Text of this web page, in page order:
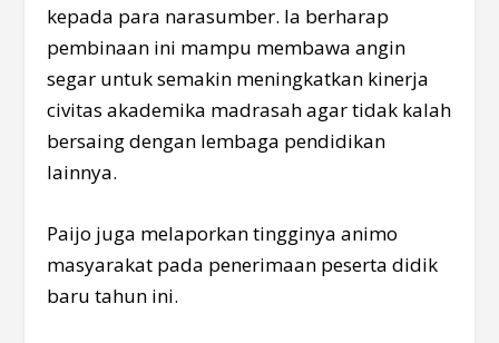
kepada para narasumber. Ia berharap
pembinaan ini mampu membawa angin
segar untuk semakin meningkatkan kinerja
civitas akademika madrasah agar tidak kalah
bersaing dengan lembaga pendidikan
lainnya.
Paijo juga melaporkan tingginya animo
masyarakat pada penerimaan peserta didik
baru tahun ini.